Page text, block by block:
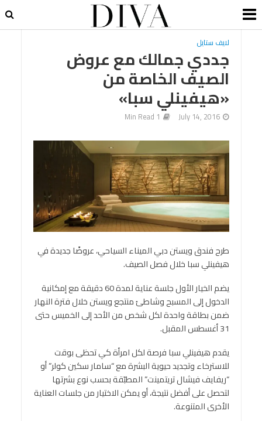
لايف ستايل
جددي جمالك مع عروض
الصيف الخاصة من
«هيفينلي سبا»
July 14, 2016
1 Min Read
طرح فندق ويستن دبي الميناء السياحي، عروضًا جديدة في
هيفينلي سبا خلال فصل الصيف.
يضم الخيار الأول جلسة عناية لمدة 60 دقيقة مع إمكانية
الدخول إلى المسبح وشاطئ منتجع ويستن خلال فترة النهار
ضمن بطاقة واحدة لكل شخص من الأحد إلى الخميس حتى
31 أغسطس المقبل.
يقدم هيفينلي سبا فرصة لكل امرأة كي تحظى بوقت
للاسترخاء وتجديد حيوية البشرة مع “سامار سكين كولر” أو
“ريفايف فيشال تريتمينت” المطبّقة بحسب نوع بشرتها
لتحصل على أفضل نتيجة، أو يمكن الاختيار من جلسات العناية
الأخرى المتنوعة.